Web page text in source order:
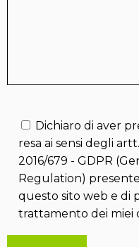
Dichiaro di aver
resa ai sensi degli
2016/679 - GDPR
Regulation)
questo sito web e di
trattamento dei miei